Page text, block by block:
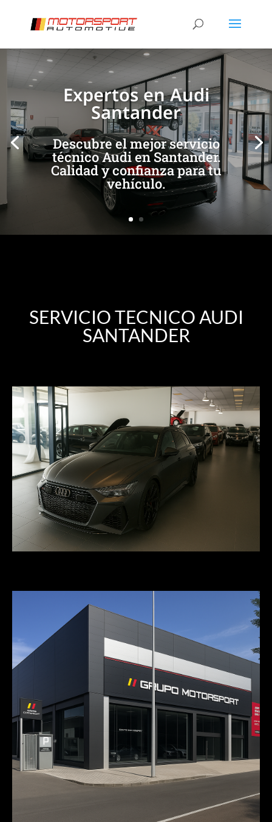
Expertos en Audi
Santander
Descubre el mejor servicio
técnico Audi en Santander.
Calidad y confianza para tu
vehículo.
[/et_pb_slide] [/et_pb_slide]
SERVICIO TECNICO AUDI
SANTANDER